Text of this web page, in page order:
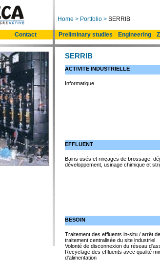
Home > Portfolio > SERRIB
Contact Preliminary studies Engineering
SERRIB
ACTIVITE INDUSTRIELLE
Informatique
EFFLUENT
Bains usés et rinçages de brossage,
développement, usinage chimique et
BESOIN
Traitement des effluents in-situ / arrêt
traitement centralisée du site industriel
Volonté de disconnexion du réseau
Recyclage des effluents avec qualité
d'alimentation